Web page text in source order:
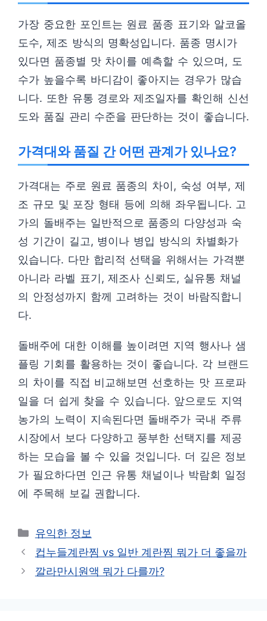
가장 중요한 포인트는 원료 품종 표기와 알코올
도수, 제조 방식의 명확성입니다. 품종 명시가
있다면 품종별 맛 차이를 예측할 수 있으며, 도
수가 높을수록 바디감이 좋아지는 경우가 많습
니다. 또한 유통 경로와 제조일자를 확인해 신선
도와 품질 관리 수준을 판단하는 것이 좋습니다.
가격대와 품질 간 어떤 관계가 있나요?
가격대는 주로 원료 품종의 차이, 숙성 여부, 제
조 규모 및 포장 형태 등에 의해 좌우됩니다. 고
가의 돌배주는 일반적으로 품종의 다양성과 숙
성 기간이 길고, 병이나 병입 방식의 차별화가
있습니다. 다만 합리적 선택을 위해서는 가격뿐
아니라 라벨 표기, 제조사 신뢰도, 실유통 채널
의 안정성까지 함께 고려하는 것이 바람직합니
다.
돌배주에 대한 이해를 높이려면 지역 행사나 샘
플링 기회를 활용하는 것이 좋습니다. 각 브랜드
의 차이를 직접 비교해보면 선호하는 맛 프로파
일을 더 쉽게 찾을 수 있습니다. 앞으로도 지역
농가의 노력이 지속된다면 돌배주가 국내 주류
시장에서 보다 다양하고 풍부한 선택지를 제공
하는 모습을 볼 수 있을 것입니다. 더 깊은 정보
가 필요하다면 인근 유통 채널이나 박람회 일정
에 주목해 보길 권합니다.
카
테
리
유익한 정보
컵누들계란찜 vs 일반 계란찜 뭐가 더 좋을까
깔라만시원액 뭐가 다를까?